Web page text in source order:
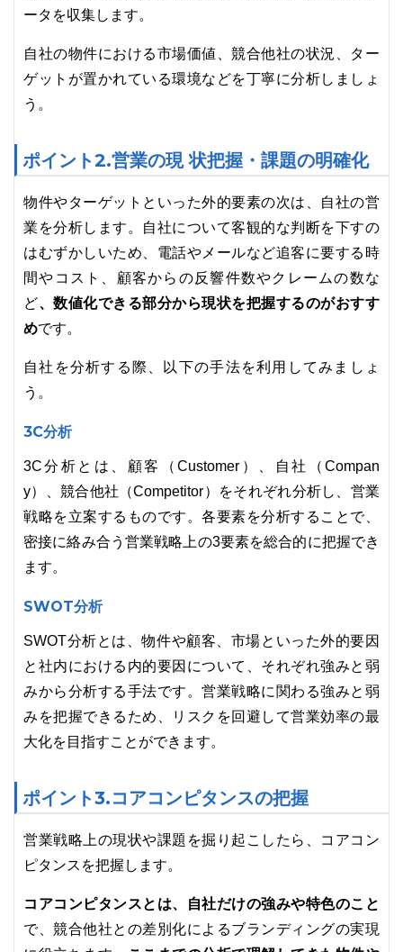
ータを収集します。
自社の物件における市場価値、競合他社の状況、ター
ゲットが置かれている環境などを丁寧に分析しましょ
う。
ポイント2.営業の現 状把握・課題の明確化
物件やターゲットといった外的要素の次は、自社の営
業を分析します。自社について客観的な判断を下すの
はむずかしいため、電話やメールなど追客に要する時
間やコスト、顧客からの反響件数やクレームの数な
ど、数値化できる部分から現状を把握するのがおすす
めです。
自社を分析する際、以下の手法を利用してみましょ
う。
3C分析
3C分析とは、顧客（Customer）、自社（Compan
y）、競合他社（Competitor）をそれぞれ分析し、営業
戦略を立案するものです。各要素を分析することで、
密接に絡み合う営業戦略上の3要素を総合的に把握でき
ます。
SWOT分析
SWOT分析とは、物件や顧客、市場といった外的要因
と社内における内的要因について、それぞれ強みと弱
みから分析する手法です。営業戦略に関わる強みと弱
みを把握できるため、リスクを回避して営業効率の最
大化を目指すことができます。
ポイント3.コアコンピタンスの把握
営業戦略上の現状や課題を掘り起こしたら、コアコン
ピタンスを把握します。
コアコンピタンスとは、自社だけの強みや特色のこと
で、競合他社との差別化によるブランディングの実現